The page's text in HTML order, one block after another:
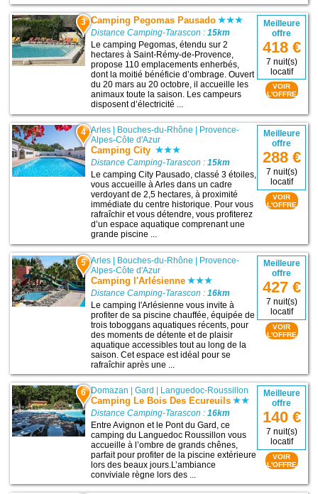
3 Camping Pegomas Pausado
Distance Camping-Tarascon :15km
Le camping Pegomas, étendu sur 2
hectares à Saint-Rémy-de-Provence,
propose 110 emplacements enherbés,
dont la moitié bénéficie d’ombrage. Ouvert
du 20 mars au 20 octobre, il accueille les
animaux toute la saison. Les campeurs
disposent d’électricité ...
Meilleure
offre
418 €
7 nuit(s)
locatif
VOIR
L'OFFRE
4 Arles Bouches-du-Rhône
Provence-
Alpes-Côte d'Azur
Camping City
Distance Camping-Tarascon :15km
Le camping City Pausado, classé 3 étoiles,
vous accueille à Arles dans un cadre
verdoyant de 2,5 hectares, à proximité
immédiate du centre historique. Pour vous
rafraîchir et vous détendre, vous profiterez
d’un espace aquatique comprenant une
grande piscine ...
Meilleure
offre
288 €
7 nuit(s)
locatif
VOIR
L'OFFRE
5 Arles | Bouches-du-Rhône | Provence-
Alpes-Côte d'Azur
Camping l'Arlésienne
Distance Camping-Tarascon :16km
Le camping l'Arlésienne vous invite à
profiter de sa piscine chauffée, équipée de
trois toboggans aquatiques récents, pour
des moments de détente et de plaisir
aquatique accessibles tout au long de la
saison. Cet espace est idéal pour se
rafraîchir après une ...
Meilleure
offre
427 €
7 nuit(s)
locatif
VOIR
L'OFFRE
6 Domazan |Gard | Languedoc-Roussillon
Camping Le Bois Des Ecureuils
Distance Camping-Tarascon :16km
Entre Avignon et le Pont du Gard, ce
camping du Languedoc Roussillon vous
accueille à l’ombre de grands chênes,
parfait pour profiter de la piscine extérieure
lors des beaux jours.L’ambiance
conviviale règne lors des ...
Meilleure
offre
140 €
7 nuit(s)
locatif
VOIR
L'OFFRE